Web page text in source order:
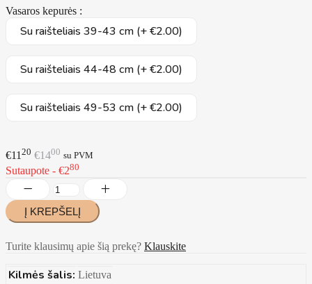
Vasaros kepurės :
Su raišteliais 39-43 cm (+ €2.00)
Su raišteliais 44-48 cm (+ €2.00)
Su raišteliais 49-53 cm (+ €2.00)
€11 20 €1400 su PVM
Sutaupote - €280
Turite klausimų apie šią prekę? Klauskite
Kilmės šalis: Lietuva